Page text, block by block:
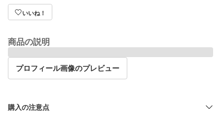
いいね！
商品の説明
プロフィール画像のプレビュー
購入の注意点